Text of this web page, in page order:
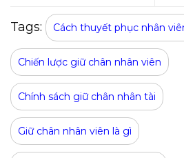
Tags: Cách thuyết phục nhân
Chiến lược giữ chân nhân viên
Chính sách giữ chân nhân tài
Giữ chân nhân viên là gì